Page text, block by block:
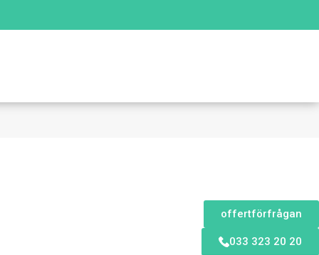
offertförfrågan
033 323 20 20